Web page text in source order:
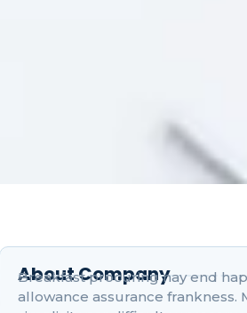
About Company
Breakfast procuring nay end
allowance assurance frankness.